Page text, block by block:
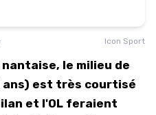
Icon Sport
le milieu de
ans) est très courtisé
et l'OL feraient